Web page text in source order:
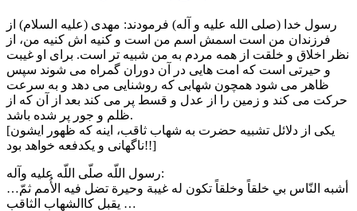
رسول خدا (صلی الله علیه و آله) فرمودند: مهدى (عليه السلام) از
فرزندان من است اسمش اسم من است و كنيه اش كنيه من، از
نظر اخلاق و خلقت از همه مردم به من شبيه تر است. براى او غيبت
و حيرتى است كه امت هايى در آن دوران گمراه مى شوند سپس
ظاهر مى شود همچون شهابى كه روشنايی مى دهد و به سرعت
حركت مى كند و زمين را از عدل و قسط پر مى كند بعد از آن كه از
ظلم و جور پر شده باشد.
[یکی از دلائل تشبیه حضرت به شهاب ثاقب، اینه که ظهور ایشون
ناگهانی و یکدفعه خواهد بود!!]
رسول اللّه صلّى اللّه عليه وآله:
…أشبه النّاس بي خلقاً وخلقاً تكون له غيبة وحيرة تضل فيه الأُمم ثمّ
يقبل کاالشهاب الثاقب …